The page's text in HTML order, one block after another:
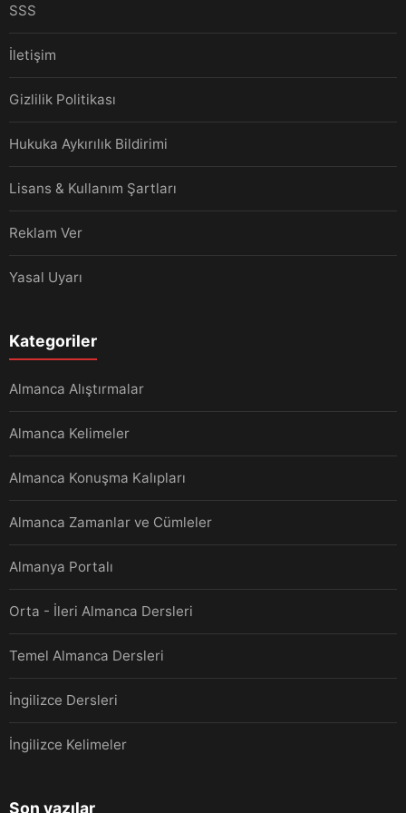
SSS
İletişim
Gizlilik Politikası
Hukuka Aykırılık Bildirimi
Lisans & Kullanım Şartları
Reklam Ver
Yasal Uyarı
Kategoriler
Almanca Alıştırmalar
Almanca Kelimeler
Almanca Konuşma Kalıpları
Almanca Zamanlar ve Cümleler
Almanya Portalı
Orta - İleri Almanca Dersleri
Temel Almanca Dersleri
İngilizce Dersleri
İngilizce Kelimeler
Son yazılar